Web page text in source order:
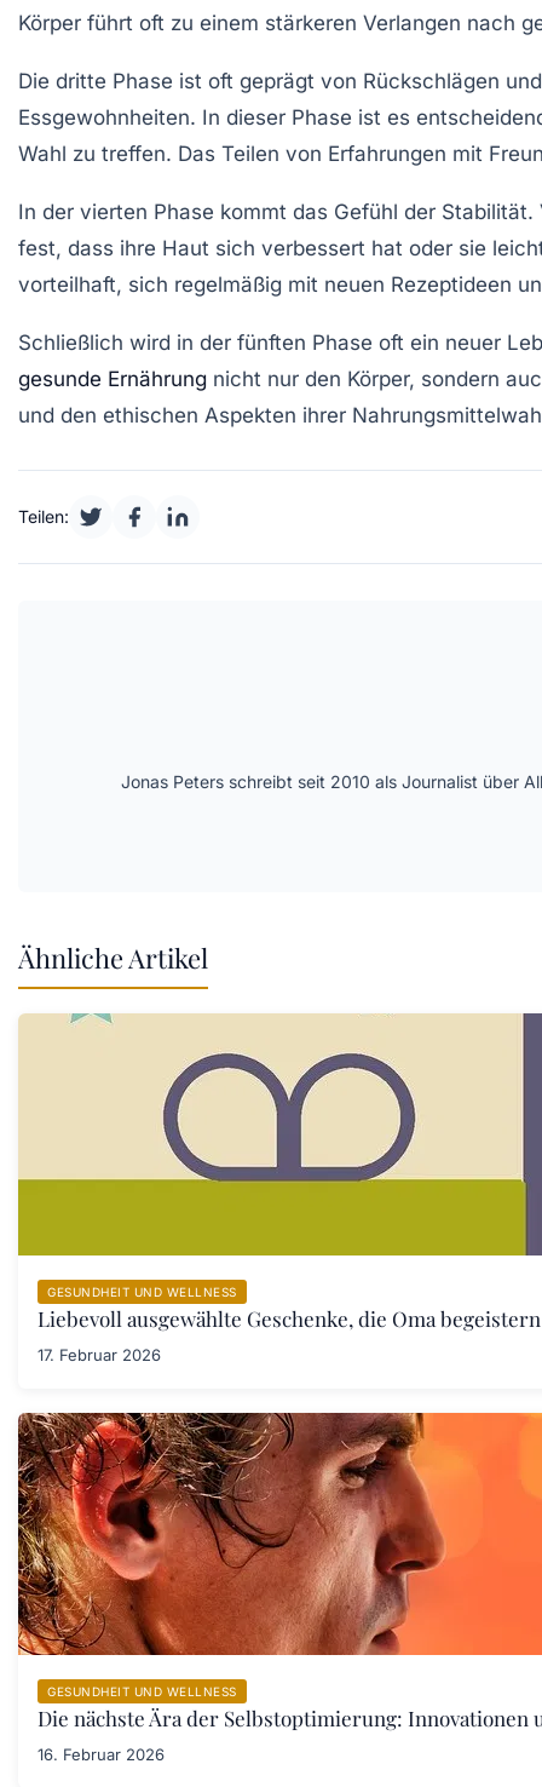
Körper führt oft zu einem stärkeren Verlangen nach
Die dritte Phase ist oft geprägt von Rückschlägen
Essgewohnheiten. In dieser Phase ist es
Wahl zu treffen. Das Teilen von Erfahrungen mit
In der vierten Phase kommt das Gefühl der
fest, dass ihre Haut sich verbessert hat oder sie
vorteilhaft, sich regelmäßig mit neuen Rezeptideen
Schließlich wird in der fünften Phase oft ein neuer
gesunde Ernährung nicht nur den Körper, sondern
und den ethischen Aspekten ihrer
Teilen:
Jonas Peters schreibt seit 2010 als Journalist über
Ähnliche Artikel
GESUNDHEIT UND WELLNESS
Liebevoll ausgewählte Geschenke, die Oma
17. Februar 2026
GESUNDHEIT UND WELLNESS
Die nächste Ära der Selbstoptimierung:
16. Februar 2026